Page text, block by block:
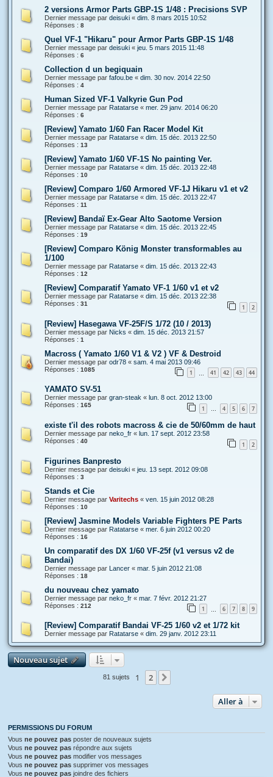
2 versions Armor Parts GBP-1S 1/48 : Precisions SVP
Dernier message par deisuki « dim. 8 mars 2015 10:52
Réponses : 8
Quel VF-1 "Hikaru" pour Armor Parts GBP-1S 1/48
Dernier message par deisuki « jeu. 5 mars 2015 11:48
Réponses : 6
Collection d un begiquain
Dernier message par fafou.be « dim. 30 nov. 2014 22:50
Réponses : 4
Human Sized VF-1 Valkyrie Gun Pod
Dernier message par Ratatarse « mer. 29 janv. 2014 06:20
Réponses : 6
[Review] Yamato 1/60 Fan Racer Model Kit
Dernier message par Ratatarse « dim. 15 déc. 2013 22:50
Réponses : 13
[Review] Yamato 1/60 VF-1S No painting Ver.
Dernier message par Ratatarse « dim. 15 déc. 2013 22:48
Réponses : 10
[Review] Comparo 1/60 Armored VF-1J Hikaru v1 et v2
Dernier message par Ratatarse « dim. 15 déc. 2013 22:47
Réponses : 11
[Review] Bandaï Ex-Gear Alto Saotome Version
Dernier message par Ratatarse « dim. 15 déc. 2013 22:45
Réponses : 19
[Review] Comparo König Monster transformables au
1/100
Dernier message par Ratatarse « dim. 15 déc. 2013 22:43
Réponses : 12
[Review] Comparatif Yamato VF-1 1/60 v1 et v2
Dernier message par Ratatarse « dim. 15 déc. 2013 22:38
Réponses : 31 1 2
[Review] Hasegawa VF-25F/S 1/72 (10 / 2013)
Dernier message par Nicks « dim. 15 déc. 2013 21:57
Réponses : 1
Macross ( Yamato 1/60 V1 & V2 ) VF & Destroid
Dernier message par odr78 « sam. 4 mai 2013 09:46
Réponses : 1085 1 41 42 43 44
YAMATO SV-51
Dernier message par gran-steak « lun. 8 oct. 2012 13:00
Réponses : 165 1 … 4 5 6 7
existe t'il des robots macross & cie de 50/60mm de haut
Dernier message par neko_fr « lun. 17 sept. 2012 23:58
Réponses : 40 1 2
Figurines Banpresto
Dernier message par deisuki « jeu. 13 sept. 2012 09:08
Réponses : 3
Stands et Cie
Dernier message par Varitechs « ven. 15 juin 2012 08:28
Réponses : 10
[Review] Jasmine Models Variable Fighters PE Parts
Dernier message par Ratatarse « mer. 6 juin 2012 00:20
Réponses : 16
Un comparatif des DX 1/60 VF-25f (v1 versus v2 de
Bandai)
Dernier message par Lancer « mar. 5 juin 2012 21:08
Réponses : 18
du nouveau chez yamato
Dernier message par neko_fr « mar. 7 févr. 2012 21:27
Réponses : 212 1 6 7 8 9
[Review] Comparatif Bandai VF-25 1/60 v2 et 1/72 kit
Dernier message par Ratatarse « dim. 29 janv. 2012 23:11
Nouveau sujet
81 sujets 1 2
Aller à
PERMISSIONS DU FORUM
Vous ne pouvez pas poster de nouveaux sujets
Vous ne pouvez pas répondre aux sujets
Vous ne pouvez pas modifier vos messages
Vous ne pouvez pas supprimer vos messages
Vous ne pouvez pas joindre des fichiers